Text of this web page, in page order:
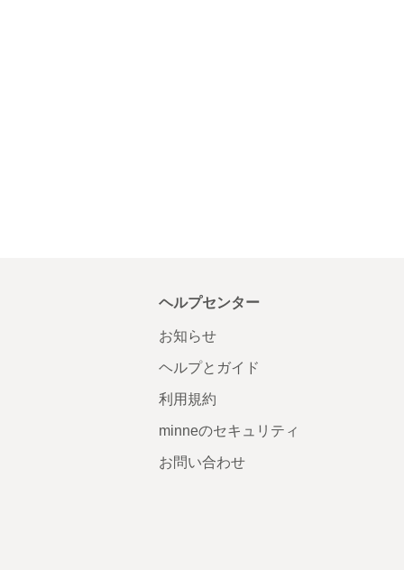
ヘルプセンター
お知らせ
ヘルプとガイド
利用規約
minneのセキュリティ
お問い合わせ